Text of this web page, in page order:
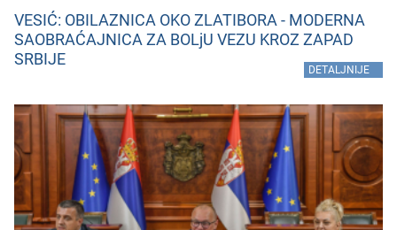
VESIĆ: OBILAZNICA OKO ZLATIBORA - MODERNA
SAOBRAĆAJNICA ZA BOLjU VEZU KROZ ZAPAD
SRBIJE
DETALJNIJE